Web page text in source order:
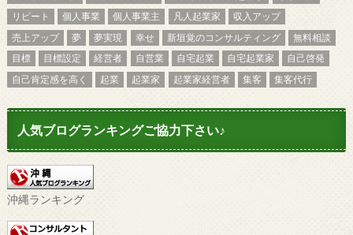
リピート
個人事業 個人事業主 凡人起業家
収入アップ
売上アップ
夢 夢実現 幸せ 新垣覚のコンサルティング
無料相談
目標
目標設定 経営者 自営業 自宅起業 自宅起業家
自己啓発
自己肯定感を高く
起業 起業家 起業家経営者 集客 集客代行
人気ブログランキングご協力下さい♪
沖縄ランキング